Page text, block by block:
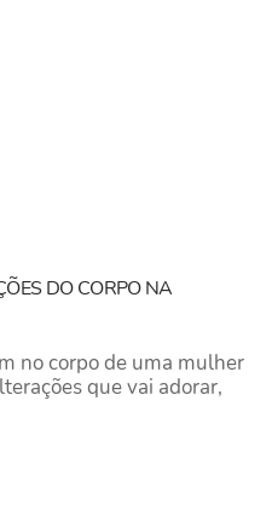
DO CORPO NA
no corpo de uma mulher
que vai adorar,